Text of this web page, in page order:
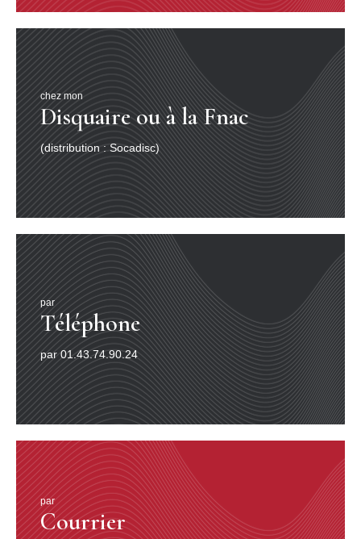
par
Téléphone
par 01.43.74.90.24
par
Courrier
chez mon
Disquaire ou à la Fnac
(distribution : Socadisc)